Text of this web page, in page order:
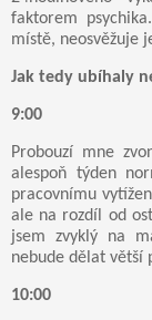
faktorem
místě, neosvěžuje
Jak tedy ubíhaly
9:00
Probouzí mne
alespoň týden
pracovnímu
ale na rozdíl od
jsem zvyklý na
nebude dělat větší
10:00